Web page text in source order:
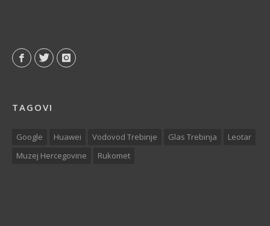
TAGOVI
Google Huawei Vodovod Trebinje Glas Trebinja
Leotar
Muzej Hercegovine
Rukomet